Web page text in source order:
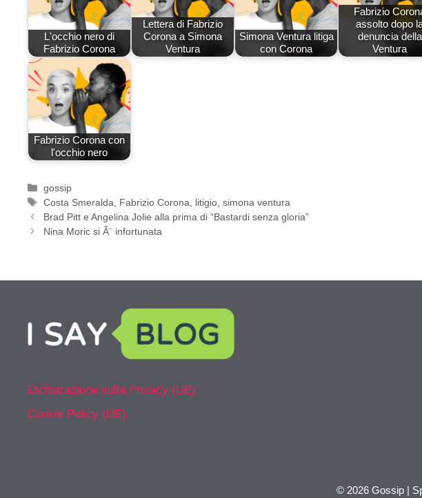
L'occhio nero di
Fabrizio Corona
Lettera di Fabrizio
Corona a Simona
Ventura
Simona Ventura litiga
con Corona
Fabrizio
assolto dopo
denuncia della
Ventura
Fabrizio Corona con
l'occhio nero
Categorie
gossip
Tag
Costa Smeralda Fabrizio Corona litigio ,simona ventura
Brad Pitt e Angelina Jolie alla prima di “Bastardi senza gloria”
Nina Moric si Ã¨ infortunata
Dichiarazione sulla Privacy (UE)
Cookie Policy (UE)
© 2026 Gossip |